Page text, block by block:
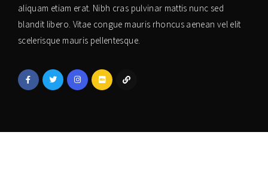
aliquam etiam erat. Nibh cras pulvinar mattis nunc sed
blandit libero. Vitae congue mauris rhoncus aenean vel elit
scelerisque mauris pellentesque.
SIGN IN
Remember Me